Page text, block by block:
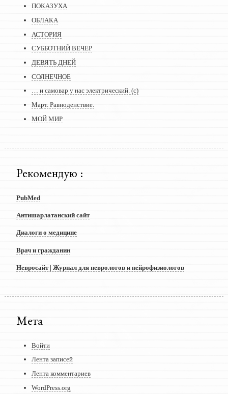
ПОКАЗУХА
ОБЛАКА
АСТОРИЯ
СУББОТНИЙ ВЕЧЕР
ДЕВЯТЬ ДНЕЙ
СОЛНЕЧНОЕ
… и самовар у нас электрический. (с)
Март. Равноденствие.
МОЙ МИР
Рекомендую :
PubMed
Антишарлатанский сайт
Диалоги о медицине
Врач и гражданин
Невросайт | Журнал для неврологов и нейрофизиологов
Мета
Войти
Лента записей
Лента комментариев
WordPress.org